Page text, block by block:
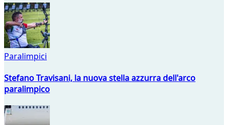
Paralimpici
Stefano Travisani, la nuova stella azzurra dell'arco
paralimpico